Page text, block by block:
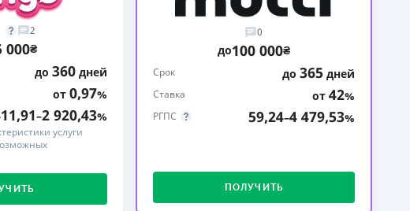
ПУТЕВОДИТЕЛИ ПО
ВСЕ СТРАХОВЫЕ ПОЛИСЫ
СТРАХОВЫЕ КОМПАНИИ
ОТЗЫВЫ О СТРАХОВЫХ
КОМПАНИЯХ
2
000₴
до 360 дней
от 0,97%
–2 920,43%
услуги
0
до100 000₴
Срок до 365 дней
Ставка от 42%
РГПС 59,24–4 479,53%
ПОЛУЧИТЬ